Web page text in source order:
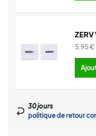
5,95€
30 jours
politique de retour